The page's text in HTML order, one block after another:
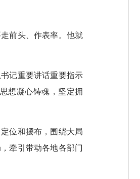
前头、作表率。他就
记重要讲话重要指示
想凝心铸魂，坚定拥
位和摆布，围绕大局
牵引带动各地各部门